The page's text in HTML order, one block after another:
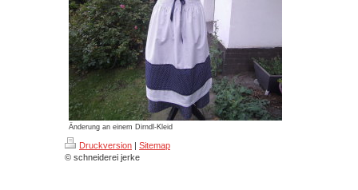
Änderung an einem Dirndl-Kleid
Druckversion | Sitemap
© schneiderei jerke